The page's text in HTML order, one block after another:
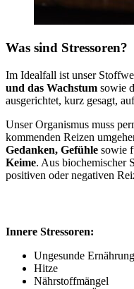
Was sind Stressoren?
Im Idealfall ist unser
und das Wachstum sowie
ausgerichtet, kurz gesagt,
Unser Organismus muss
kommenden Reizen
Gedanken, Gefühle sowie
Keime. Aus biochemischer
positiven oder negativen
Innere Stressoren:
Ungesunde Ernährung
Hitze
Nährstoffmängel